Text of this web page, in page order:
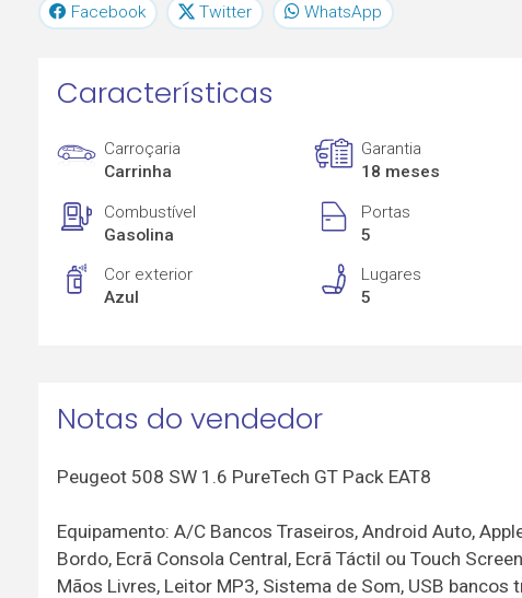
Facebook Twitter WhatsApp
Características
Carroçaria
Carrinha
Garantia
18 meses
Combustível
Gasolina
Portas
5
Cor exterior
Azul
Lugares
5
Notas do vendedor
Peugeot 508 SW 1.6 PureTech GT Pack EAT8
Equipamento: A/C Bancos Traseiros, Android Auto,
Bordo, Ecrã Consola Central, Ecrã Táctil ou Touch
Mãos Livres, Leitor MP3, Sistema de Som, USB